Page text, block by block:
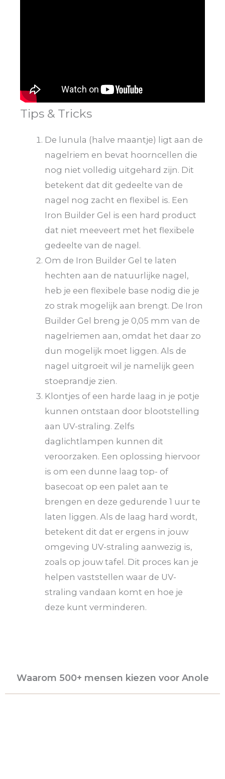
Tips & Tricks
De lunula (halve maantje) ligt aan de
nagelriem en bevat hoorncellen die
nog niet volledig uitgehard zijn. Dit
betekent dat dit gedeelte van de
nagel nog zacht en flexibel is. Een
Iron Builder Gel is een hard product
dat niet meeveert met het flexibele
gedeelte van de nagel.
Om de Iron Builder Gel te laten
hechten aan de natuurlijke nagel,
heb je een flexibele base nodig die je
zo strak mogelijk aan brengt. De Iron
Builder Gel breng je 0,05 mm van de
nagelriemen aan, omdat het daar zo
dun mogelijk moet liggen. Als de
nagel uitgroeit wil je namelijk geen
stoeprandje zien.
Klontjes of een harde laag in je potje
kunnen ontstaan door blootstelling
aan UV-straling. Zelfs
daglichtlampen kunnen dit
veroorzaken. Een oplossing hiervoor
is om een dunne laag top- of
basecoat op een palet aan te
brengen en deze gedurende 1 uur te
laten liggen. Als de laag hard wordt,
betekent dit dat er ergens in jouw
omgeving UV-straling aanwezig is,
zoals op jouw tafel. Dit proces kan je
helpen vaststellen waar de UV-
straling vandaan komt en hoe je
deze kunt verminderen.
Waarom 500+ mensen kiezen voor Anole